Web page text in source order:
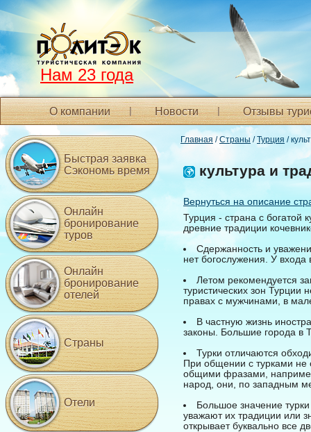
Нам 23 года
О компании Новости Отзывы
Главная /Страны /Турция /
культура и
Вернуться на описание
Турция - страна с богатой
древние традиции
Сдержанность и
нет богослужения. У входа
Летом рекомендуется
туристических зон
правах с мужчинами, в
В частную жизнь
законы. Большие города в
Турки отличаются
При общении с турками не
общими фразами,
народ, они, по западным
Большое значение
уважают их традиции или
открывает буквально все
Быстрая заявка
Сэкономь время
Онлайн
бронирование
туров
Онлайн
бронирование
отелей
Страны
Отели